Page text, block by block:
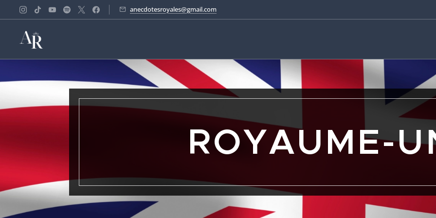
anecdotesroyales@gmail.com
ROYAUME-